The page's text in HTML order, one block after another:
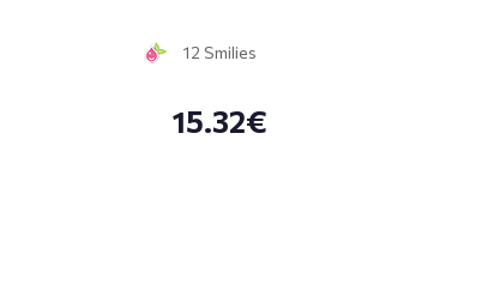
12 Smilies
15.32€